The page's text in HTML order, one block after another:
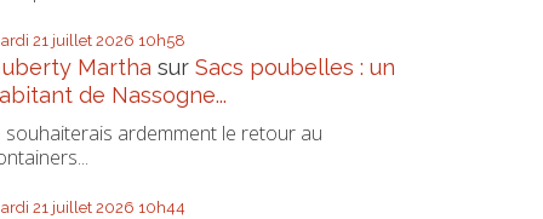
21 juillet 2026 10h58
Martha surSacs poubelles : un
de Nassogne...
souhaiterais ardemment le retour au
21 juillet 2026 10h44